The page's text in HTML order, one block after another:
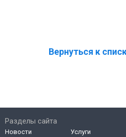
Вернуться к
Разделы сайта
Новости
Услуги